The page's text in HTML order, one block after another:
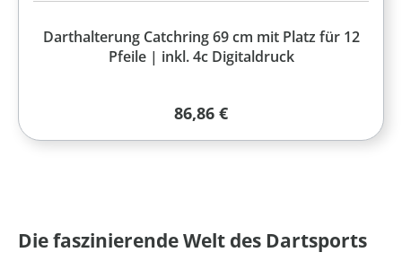
Darthalterung Catchring 69 cm mit Platz für 12
Pfeile | inkl. 4c Digitaldruck
Regulärer Preis:
86,86 €
Die faszinierende Welt des Dartsports